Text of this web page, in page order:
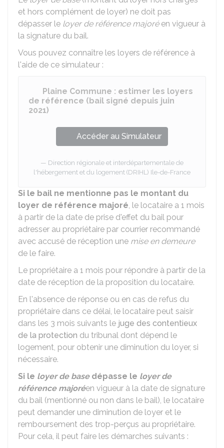
et hors complément de loyer) ne doit pas
dépasser le loyer de référence majoréen vigueur à
la signature du bail.
Vous pouvez connaître les loyers de référence à
l'aide de ce simulateur :
Plaine Commune : estimer les loyers
de référence (bail signé depuis juin
2021)
Accéder au Simulateur
Direction régionale et interdépartementale de
l'hébergement et du logement (DRIHL) Ile-de-France
Si le bail ne mentionne pas le montant du
loyer de référence majoré, le locataire a 1 mois
à partir de la date de prise d'effet du bail pour
adresser au propriétaire par courrier recommandé
avec accusé de réception une mise en demeure
de le faire.
Le propriétaire a 1 mois pour répondre à partir de la
date de réception de la proposition du locataire.
En l'absence de réponse ou en cas de refus du
propriétaire dans ce délai, le locataire peut saisir
dans les 3 mois suivants le juge des contentieux
de la protection du tribunal dont dépend le
logement, pour obtenir une diminution du loyer, si
nécessaire.
Si le loyer de basedépasse le loyer de
référence majoréen vigueur à la date de signature
du bail (mentionné ou non dans le bail), le locataire
peut demander une diminution de loyer et le
remboursement des trop-perçus au propriétaire.
Pour cela, il peut faire les démarches suivants :